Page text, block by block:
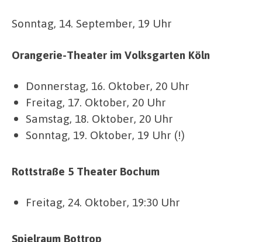
Sonntag, 14. September, 19 Uhr
Orangerie-Theater im Volksgarten Köln
Donnerstag, 16. Oktober, 20 Uhr
Freitag, 17. Oktober, 20 Uhr
Samstag, 18. Oktober, 20 Uhr
Sonntag, 19. Oktober, 19 Uhr (!)
Rottstraße 5 Theater Bochum
Freitag, 24. Oktober, 19:30 Uhr
Spielraum Bottrop